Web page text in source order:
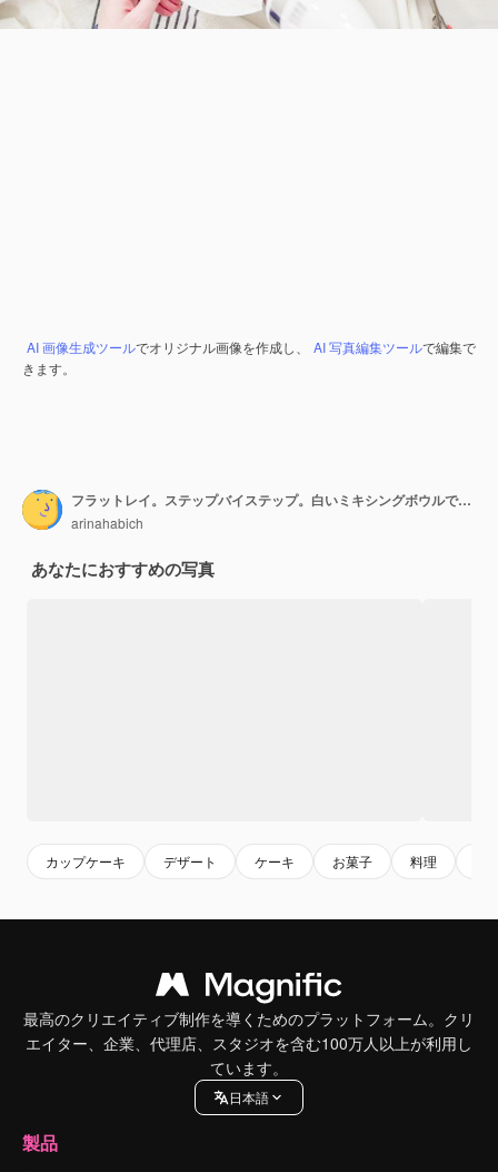
AI 画像生成ツールでオリジナル画像を作成し、 AI 写真編集ツールで編集で
きます。
フラットレイ。ステップバイステップ。白いミキシングボウルで材料を混ぜ合わせて、バタークリームのフロスティングでユニコーンチョコレートカップケーキを作ります。
arinahabich
あなたにおすすめの写真
カップケーキ デザート ケーキ お菓子 料理
最高のクリエイティブ制作を導くためのプラットフォーム。クリ
エイター、企業、代理店、スタジオを含む100万人以上が利用し
ています。
日本語
製品